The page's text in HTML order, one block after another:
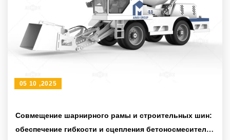
Совмещение шарнирного рамы и строительных шин:
обеспечение гибкости и сцепления бетоносмесителя
05 10 ,2025